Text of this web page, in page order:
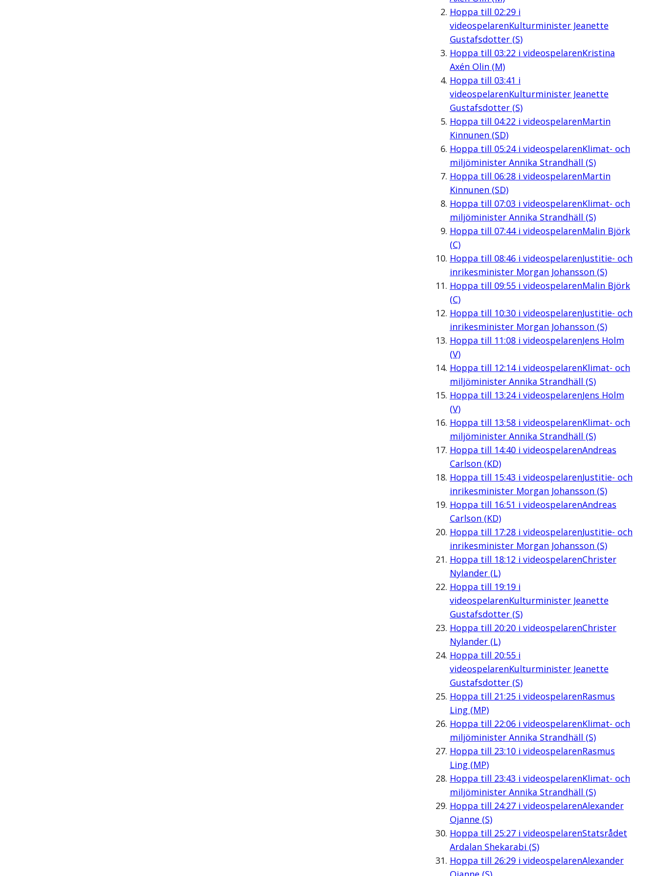
Hoppa till 02:29i
videospelarenKulturminister Jeanette
Gustafsdotter (S)
Hoppa till 03:22 i videospelarenKristina
Axén Olin (M)
Hoppa till 03:41 i
videospelarenKulturminister Jeanette
Gustafsdotter (S)
Hoppa till 04:22 i videospelarenMartin
Kinnunen (SD)
Hoppa till 05:24i videospelarenKlimat- och
miljöminister Annika Strandhäll (S)
Hoppa till 06:28i videospelarenMartin
Kinnunen (SD)
Hoppa till 07:03 i videospelarenKlimat- och
miljöminister Annika Strandhäll (S)
Hoppa till 07:44i videospelarenMalin Björk
(C)
Hoppa till 08:46i videospelarenJustitie- och
inrikesminister Morgan Johansson (S)
Hoppa till 09:55i videospelarenMalin Björk
(C)
Hoppa till 10:30i videospelarenJustitie- och
inrikesminister Morgan Johansson (S)
Hoppa till 11:08i videospelarenJens Holm
(V)
Hoppa till 12:14i videospelarenKlimat- och
miljöminister Annika Strandhäll (S)
Hoppa till 13:24i videospelarenJens Holm
(V)
Hoppa till 13:58i videospelarenKlimat- och
miljöminister Annika Strandhäll (S)
Hoppa till 14:40i videospelarenAndreas
Carlson (KD)
Hoppa till 15:43 i videospelarenJustitie- och
inrikesminister Morgan Johansson (S)
Hoppa till 16:51 i videospelarenAndreas
Carlson (KD)
Hoppa till 17:28i videospelarenJustitie- och
inrikesminister Morgan Johansson (S)
Hoppa till 18:12 i videospelarenChrister
Nylander (L)
Hoppa till 19:19i
videospelarenKulturminister Jeanette
Gustafsdotter (S)
Hoppa till 20:20i videospelarenChrister
Nylander (L)
Hoppa till 20:55i
videospelarenKulturminister Jeanette
Gustafsdotter (S)
Hoppa till 21:25i videospelarenRasmus
Ling (MP)
Hoppa till 22:06i videospelarenKlimat- och
miljöminister Annika Strandhäll (S)
Hoppa till 23:10i videospelarenRasmus
Ling (MP)
Hoppa till 23:43 i videospelarenKlimat- och
miljöminister Annika Strandhäll (S)
Hoppa till 24:27i videospelarenAlexander
Ojanne (S)
Hoppa till 25:27i videospelarenStatsrådet
Ardalan Shekarabi (S)
Hoppa till 26:29i videospelarenAlexander